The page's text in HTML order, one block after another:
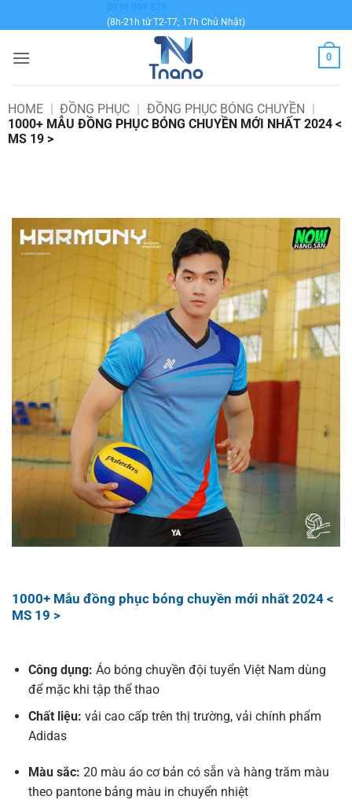
qua
dung
0936 999 878
(8h-21h từ T2-T7; 17h Chủ Nhật)
0
HOME | ĐỒNG PHỤC | ĐỒNG PHỤC BÓNG CHUYỀN |
1000+ MẪU ĐỒNG PHỤC BÓNG CHUYỀN MỚI NHẤT 2024 <
MS 19 >
1000+ Mẫu đồng phục bóng chuyền mới nhất 2024 <
MS 19 >
Công dụng: Áo bóng chuyền đội tuyển Việt Nam dùng
để mặc khi tập thể thao
Chất liệu: vải cao cấp trên thị trường, vải chính phẩm
Adidas
Màu sắc: 20 màu áo cơ bản có sẵn và hàng trăm màu
theo pantone bảng màu in chuyển nhiệt